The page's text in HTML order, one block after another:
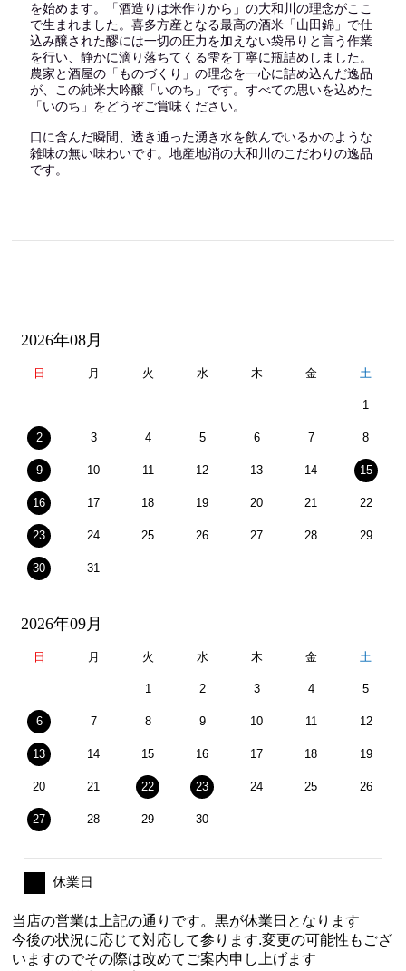
を始めます。「酒造りは米作りから」の大和川の理念がここ
で生まれました。喜多方産となる最高の酒米「山田錦」で仕
込み醸された醪には一切の圧力を加えない袋吊りと言う作業
を行い、静かに滴り落ちてくる雫を丁寧に瓶詰めしました。
農家と酒屋の「ものづくり」の理念を一心に詰め込んだ逸品
が、この純米大吟醸「いのち」です。すべての思いを込めた
「いのち」をどうぞご賞味ください。
口に含んだ瞬間、透き通った湧き水を飲んでいるかのような
雑味の無い味わいです。地産地消の大和川のこだわりの逸品
です。
2026年08月
日 月 火 水 木 金 土
1
2 3 4 5 6 7 8
9 10 11 12 13 14 15
16 17 18 19 20 21 22
23 24 25 26 27 28 29
30 31
2026年09月
日 月 火 水 木 金 土
1 2 3 4 5
6 7 8 9 10 11 12
13 14 15 16 17 18 19
20 21 22 23 24 25 26
27 28 29 30
休業日
当店の営業は上記の通りです。黒が休業日となります
今後の状況に応じて対応して参ります.変更の可能性もござ
いますのでその際は改めてご案内申し上げます